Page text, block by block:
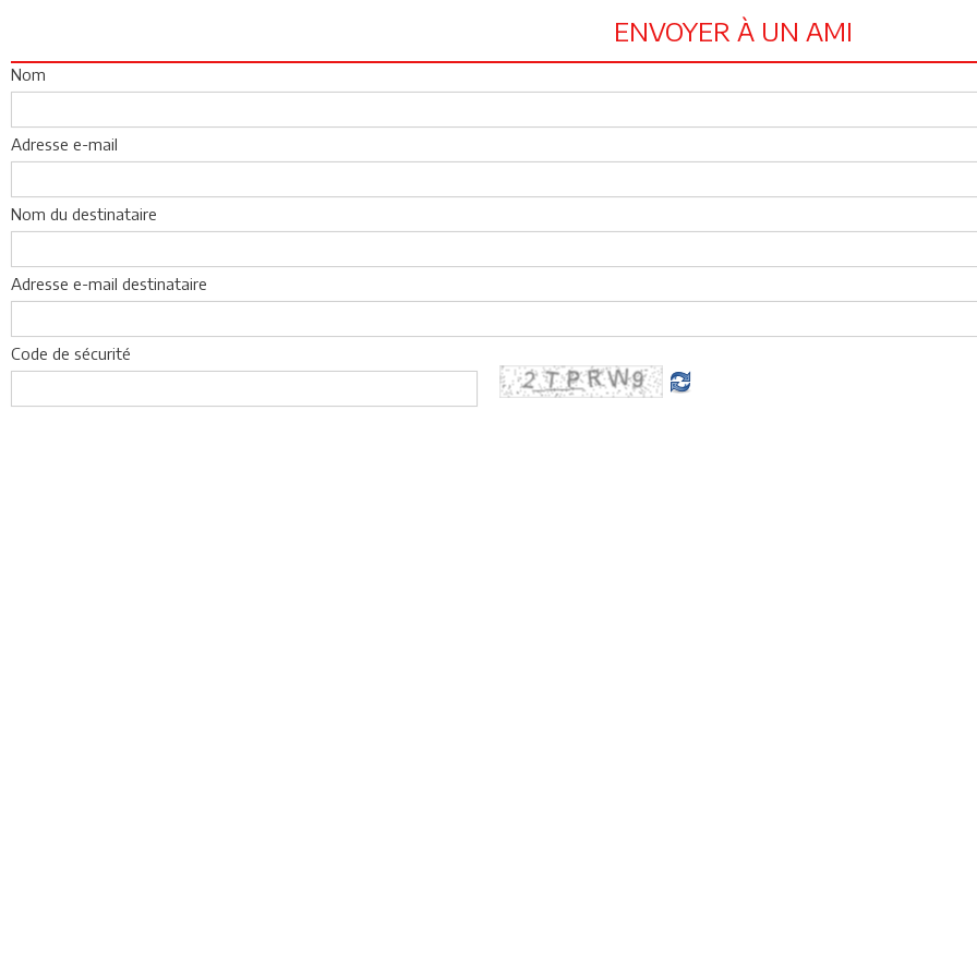
ENVOYER À UN AMI
Nom
Adresse e-mail
Nom du destinataire
Adresse e-mail destinataire
Code de sécurité